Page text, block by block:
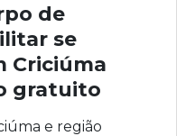
de
se
Criciúma
gratuito
e região